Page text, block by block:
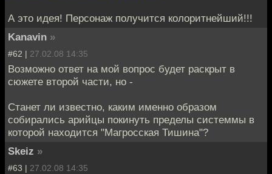
А это идея! Персонаж получится колоритнейший!!!
Kanavin »
#62 | 27.02.08 14:35
Возможно ответ на мой вопрос будет раскрыт в
сюжете второй части, но -
Станет ли известно, каким именно образом
собирались арийцы покинуть пределы системмы в
которой находится "Магросская Тишина"?
Skeiz »
#63 | 27.02.08 14:35